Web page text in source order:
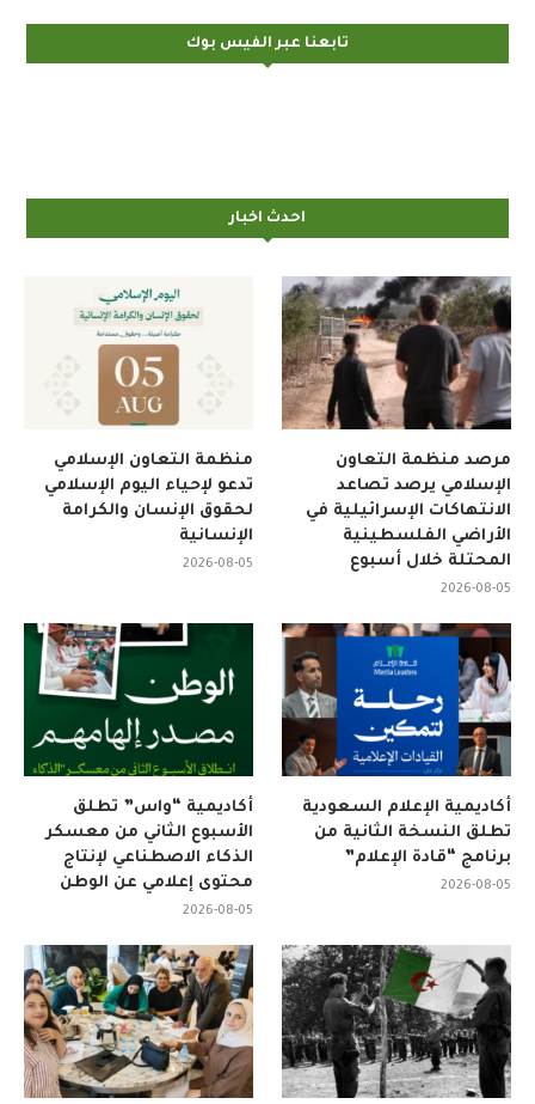
تابعنا عبر الفيس بوك
احدث اخبار
منظمة التعاون الإسلامي
تدعو لإحياء اليوم الإسلامي
لحقوق الإنسان والكرامة
الإنسانية
2026-08-05
مرصد منظمة التعاون
الإسلامي يرصد تصاعد
الانتهاكات الإسرائيلية في
الأراضي الفلسطينية
المحتلة خلال أسبوع
2026-08-05
أكاديمية “واس” تطلق
الأسبوع الثاني من معسكر
الذكاء الاصطناعي لإنتاج
محتوى إعلامي عن الوطن
2026-08-05
أكاديمية الإعلام السعودية
تطلق النسخة الثانية من
برنامج “قادة الإعلام”
2026-08-05